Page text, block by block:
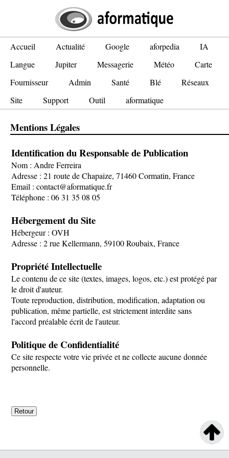
Accueil Actualité Google aforpedia
IA
Langue
Jupiter Messagerie Météo
Carte
Fournisseur
Admin Santé Blé
Réseaux
Site
Support Outil aformatique
Mentions Légales
Identification du Responsable de Publication
Nom : Andre Ferreira
Adresse : 21 route de Chapaize, 71460 Cormatin, France
Email : contact@aformatique.fr
Téléphone : 06 31 35 08 05
Hébergement du Site
Hébergeur : OVH
Adresse : 2 rue Kellermann, 59100 Roubaix, France
Propriété Intellectuelle
Le contenu de ce site (textes, images, logos, etc.) est protégé par
le droit d'auteur.
Toute reproduction, distribution, modification, adaptation ou
publication, même partielle, est strictement interdite sans
l'accord préalable écrit de l'auteur.
Politique de Confidentialité
Ce site respecte votre vie privée et ne collecte aucune donnée
personnelle.